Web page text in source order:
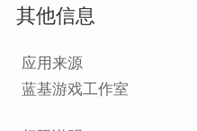
斗的选择！不要等待，立
定义和实时模拟器对战
斗的主要目标是如何生
其他信息
应用来源
蓝基游戏工作室